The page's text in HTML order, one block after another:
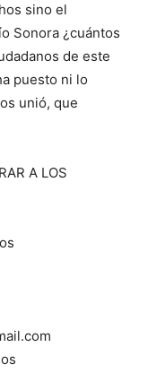
sino el
Sonora ¿cuántos
de este
puesto ni lo
unió, que
A LOS